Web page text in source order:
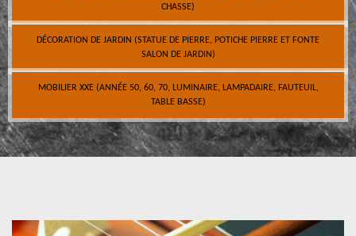
CHASSE)
DÉCORATION DE JARDIN (STATUE DE PIERRE, POTICHE PIERRE ET FONTE
SALON DE JARDIN)
MOBILIER XXE (ANNÉE 50, 60, 70, LUMINAIRE, LAMPADAIRE, FAUTEUIL,
TABLE BASSE)